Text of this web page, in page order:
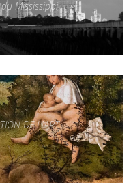
Mississippi
DE L'ART